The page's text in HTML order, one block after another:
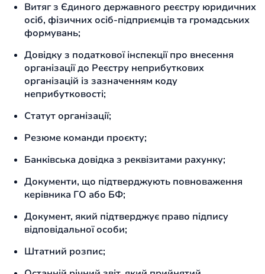
Витяг з Єдиного державного реєстру юридичних
осіб, фізичних осіб-підприємців та громадських
формувань;
Довідку з податкової інспекції про внесення
організації до Реєстру неприбуткових
організацій із зазначенням коду
неприбутковості;
Статут організації;
Резюме команди проєкту;
Банківська довідка з реквізитами рахунку;
Документи, що підтверджують повноваження
керівника ГО або БФ;
Документ, який підтверджує право підпису
відповідальної особи;
Штатний розпис;